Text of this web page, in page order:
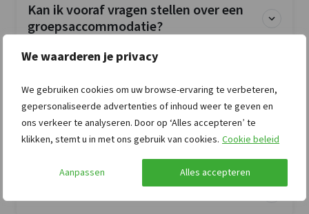
We waarderen je privacy
We gebruiken cookies om uw browse-ervaring te verbeteren,
gepersonaliseerde advertenties of inhoud weer te geven en
ons verkeer te analyseren. Door op ‘Alles accepteren’ te
klikken, stemt u in met ons gebruik van cookies. Cookie beleid
Aanpassen Alles accepteren
Kan ik vooraf vragen stellen over een
groepsaccommodatie?
contact opnemen met de verhuurder?
Waarom staat het exacte adres niet op
de website?